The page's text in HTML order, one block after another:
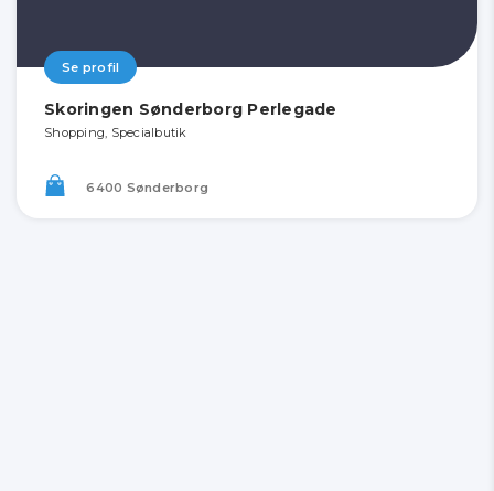
Se profil
Skoringen Sønderborg Perlegade
Shopping, Specialbutik
6400 Sønderborg